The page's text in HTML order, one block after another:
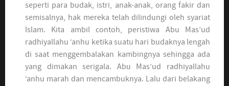
seperti para budak, istri, anak-anak, orang fakir dan
semisalnya, hak mereka telah dilindungi oleh syariat
Islam. Kita ambil contoh, peristiwa Abu Mas’ud
radhiyallahu ‘anhu ketika suatu hari budaknya lengah
di saat menggembalakan kambingnya sehingga ada
yang dimakan serigala. Abu Mas’ud radhiyallahu
‘anhu marah dan mencambuknya. Lalu dari belakang